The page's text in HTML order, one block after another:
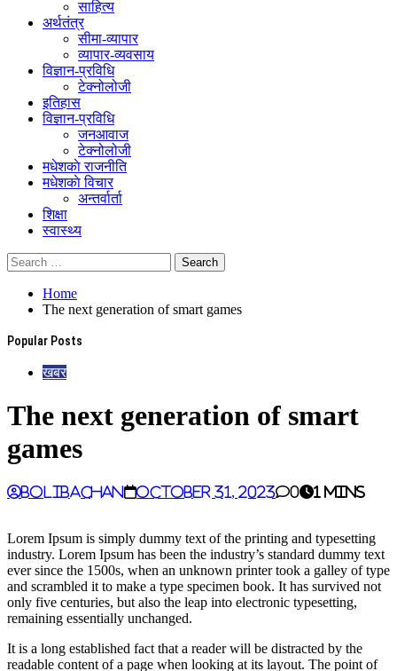
साहित्य
अर्थतंत्र
सीमा-व्यापार
व्यापार-व्यवसाय
विज्ञान-प्रविधि
टेक्नोलोजी
इतिहास
विज्ञान-प्रविधि
जनआवाज
टेक्नोलोजी
मधेशकाे राजनीति
मधेशकाे विचार
अन्तर्वार्ता
शिक्षा
स्वास्थ्य
Home
The next generation of smart games
Popular Posts
खबर
The next generation of smart
games
BoliBachan October 31, 2023 0 1 mins
Lorem Ipsum is simply dummy text of the printing and typesetting
industry. Lorem Ipsum has been the industry’s standard dummy text
ever since the 1500s, when an unknown printer took a galley of type
and scrambled it to make a type specimen book. It has survived not
only five centuries, but also the leap into electronic typesetting,
remaining essentially unchanged.
It is a long established fact that a reader will be distracted by the
readable content of a page when looking at its layout. The point of